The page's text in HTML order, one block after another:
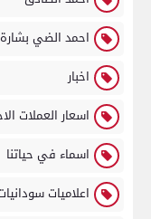
احمد الضي بشارة
اخبار
اسعار العملات
اسماء في حياتنا
اعلاميات